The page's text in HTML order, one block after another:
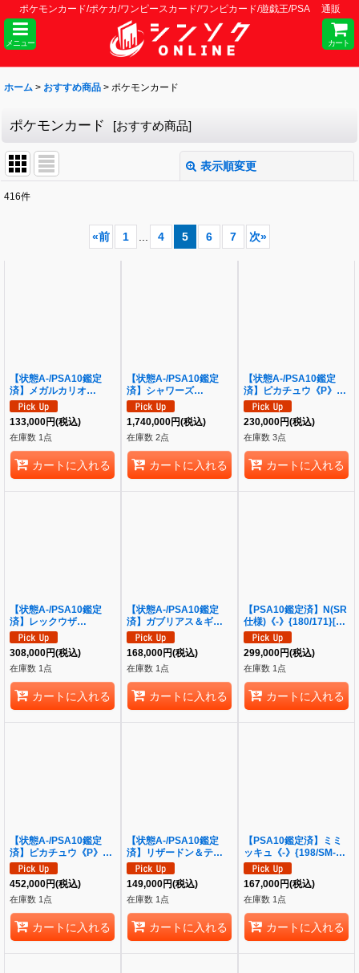
ポケモンカード/ポケカ/ワンピースカード/ワンピカード/遊戯王/PSA 通販
メニュー カート
ホーム > おすすめ商品 > ポケモンカード
ポケモンカード [おすすめ商品]
表示順変更
416件
«前 1 ... 4 5 6 7 次»
【状態A-/PSA10鑑定
済】メガルカリオ
ex《MUR》{092/063}
[-]
133,000円(税込)
在庫数 1点
カートに入れる
【状態A-/PSA10鑑定
済】シャワーズ
VMAX(SA仕様)《P》
{187/S-P}[その他]
1,740,000円(税込)
在庫数 2点
カートに入れる
【状態A-/PSA10鑑定
済】ピカチュウ《P》
{001/S-P}[その他]
230,000円(税込)
在庫数 3点
カートに入れる
【状態A-/PSA10鑑定
済】レックウザ
GX《SSR》{240/150}
[その他]
308,000円(税込)
在庫数 1点
カートに入れる
【状態A-/PSA10鑑定
済】ガブリアス＆ギラテ
ィナGX(SA)《SR》
{060/054}[-]
168,000円(税込)
在庫数 1点
カートに入れる
【PSA10鑑定済】N(SR
仕様)《-》{180/171}[そ
の他]
299,000円(税込)
在庫数 1点
カートに入れる
【状態A-/PSA10鑑定
済】ピカチュウ《P》
{199/SM-P}[その他]
452,000円(税込)
在庫数 1点
カートに入れる
【状態A-/PSA10鑑定
済】リザードン＆テール
ナーGX(SA)《SR》
{068/064}[その他]
149,000円(税込)
在庫数 1点
カートに入れる
【PSA10鑑定済】ミミ
ッキュ《-》{198/SM-P}
[-]
167,000円(税込)
在庫数 1点
カートに入れる